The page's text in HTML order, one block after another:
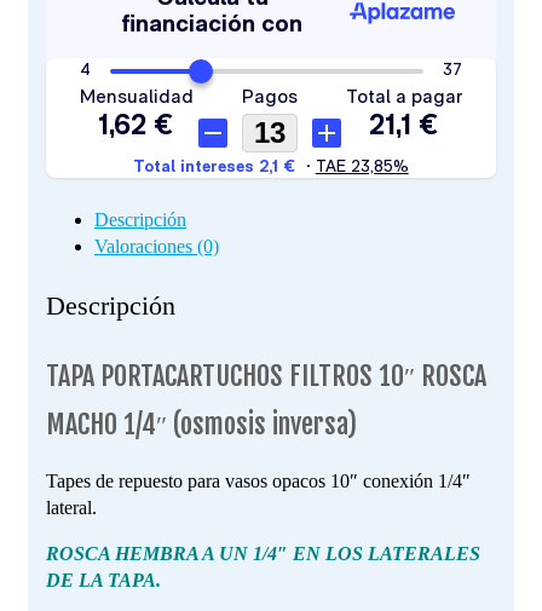
Descripción
Valoraciones (0)
Descripción
TAPA PORTACARTUCHOS FILTROS 10″ ROSCA
MACHO 1/4″ (osmosis inversa)
Tapes de repuesto para vasos opacos 10″ conexión 1/4″
lateral.
ROSCA HEMBRA A UN 1/4″ EN LOS LATERALES
DE LA TAPA.